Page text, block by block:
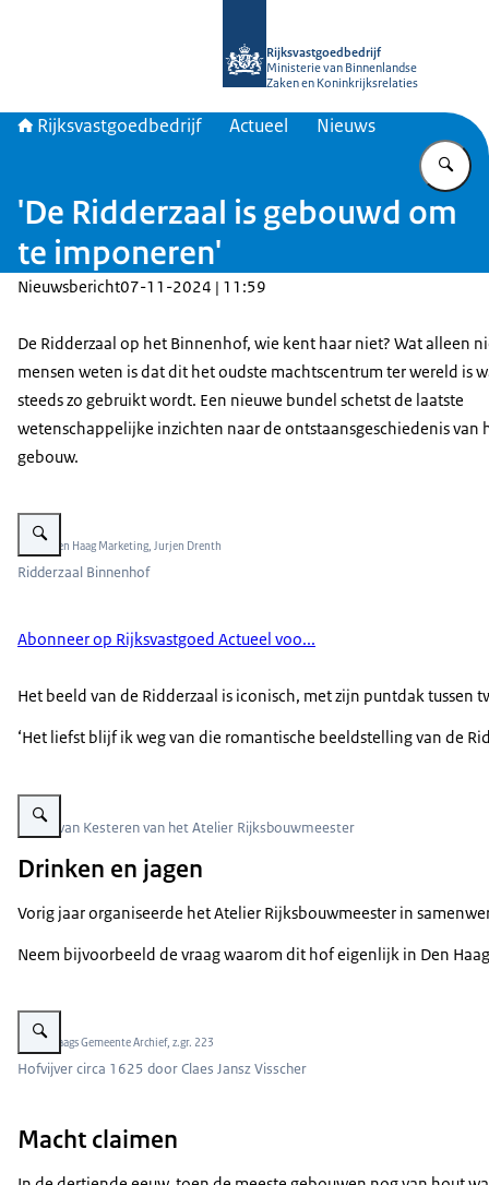
Rijksvastgoedbedrijf
Ministerie van Binnenlandse
Zaken en Koninkrijksrelaties
Rijksvastgoedbedrijf Actueel Nieuws
'De Ridderzaal is gebouwd om
te imponeren'
Nieuwsbericht07-11-2024 | 11:59
De Ridderzaal op het Binnenhof, wie kent haar niet? Wat alleen
mensen weten is dat dit het oudste machtscentrum ter wereld is
steeds zo gebruikt wordt. Een nieuwe bundel schetst de laatste
wetenschappelijke inzichten naar de ontstaansgeschiedenis van
gebouw.
Vergroot afbeelding Ridderzaal Binnenhof
Beeld: Den Haag Marketing, Jurjen Drenth
Ridderzaal Binnenhof
Abonneer op Rijksvastgoed Actueel voo...
Het beeld van de Ridderzaal is iconisch, met zijn puntdak
‘Het liefst blijf ik weg van die romantische beeldstelling van de
Vergroot afbeelding Judith van Kesteren
Judith van Kesteren van het Atelier Rijksbouwmeester
Drinken en jagen
Vorig jaar organiseerde het Atelier Rijksbouwmeester in
Neem bijvoorbeeld de vraag waarom dit hof eigenlijk in Den
Vergroot afbeelding Hofvijver circa 1625
Beeld: Haags Gemeente Archief, z.gr. 223
Hofvijver circa 1625 door Claes Jansz Visscher
Macht claimen